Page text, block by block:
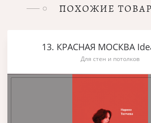
ПОХОЖИЕ
13. КРАСНАЯ МОСКВА
Для стен и потолков